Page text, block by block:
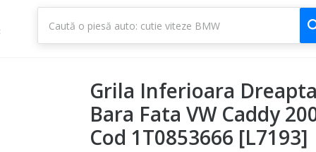
Grila Inferioara
Bara Fata VW Caddy
Cod 1T0853666 [L7193]